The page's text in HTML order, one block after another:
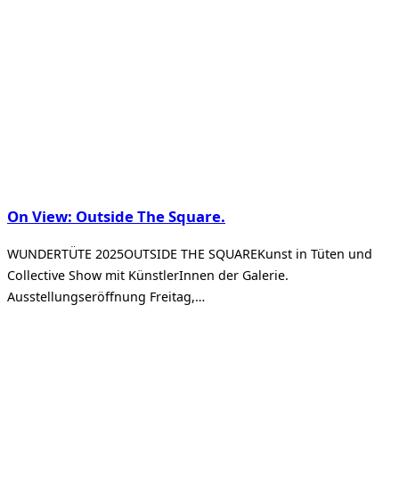
On View: Outside The Square.
WUNDERTÜTE 2025OUTSIDE THE SQUAREKunst in Tüten und
Collective Show mit KünstlerInnen der Galerie.
Ausstellungseröffnung Freitag,…